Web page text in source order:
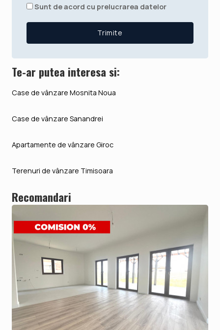
Sunt de acord cu prelucrarea datelor
Te-ar putea interesa si:
Case de vânzare Mosnita Noua
Case de vânzare Sanandrei
Apartamente de vânzare Giroc
Terenuri de vânzare Timisoara
Recomandari